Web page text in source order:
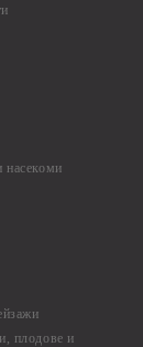
плодове и